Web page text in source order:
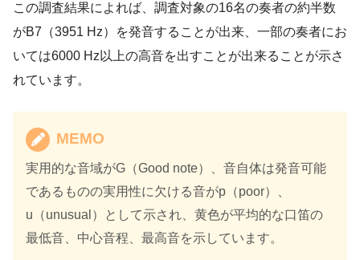
この調査結果によれば、調査対象の16名の奏者の約半数
がB7（3951 Hz）を発音することが出来、一部の奏者にお
いては6000 Hz以上の高音を出すことが出来ることが示さ
れています。
MEMO
実用的な音域がG（Good note）、音自体は発音可能
であるものの実用性に欠ける音がp（poor）、
u（unusual）として示され、黄色が平均的な口笛の
最低音、中心音程、最高音を示しています。